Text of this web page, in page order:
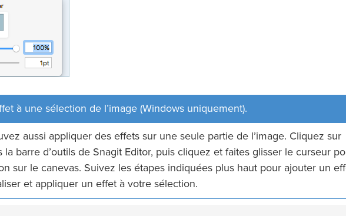
à une sélection de l’image (Windows uniquement).
aussi appliquer des effets sur une seule partie de l’image. Cliquez sur
la barre d’outils de Snagit Editor, puis cliquez et faites glisser le curseur
sur le canevas. Suivez les étapes indiquées plus haut pour ajouter un
et appliquer un effet à votre sélection.